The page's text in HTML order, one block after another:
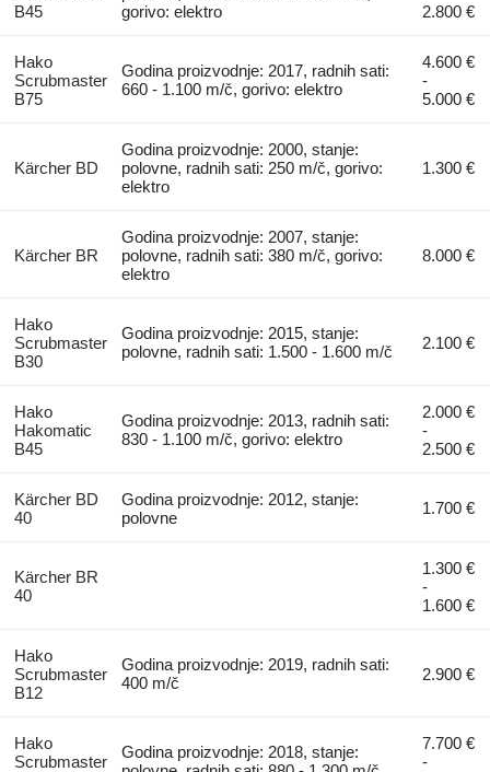
B45
gorivo: elektro
2.800 €
Hako
Scrubmaster
B75
Godina proizvodnje: 2017, radnih sati:
660 - 1.100 m/č, gorivo: elektro
4.600 €
-
5.000 €
Kärcher BD
Godina proizvodnje: 2000, stanje:
polovne, radnih sati: 250 m/č, gorivo:
elektro
1.300 €
Kärcher BR
Godina proizvodnje: 2007, stanje:
polovne, radnih sati: 380 m/č, gorivo:
elektro
8.000 €
Hako
Scrubmaster
B30
Godina proizvodnje: 2015, stanje:
polovne, radnih sati: 1.500 - 1.600 m/č
2.100 €
Hako
Hakomatic
B45
Godina proizvodnje: 2013, radnih sati:
830 - 1.100 m/č, gorivo: elektro
2.000 €
-
2.500 €
Kärcher BD
40
Godina proizvodnje: 2012, stanje:
polovne
1.700 €
Kärcher BR
40
1.300 €
-
1.600 €
Hako
Scrubmaster
B12
Godina proizvodnje: 2019, radnih sati:
400 m/č
2.900 €
Hako
Scrubmaster
Godina proizvodnje: 2018, stanje:
7.700 €
-